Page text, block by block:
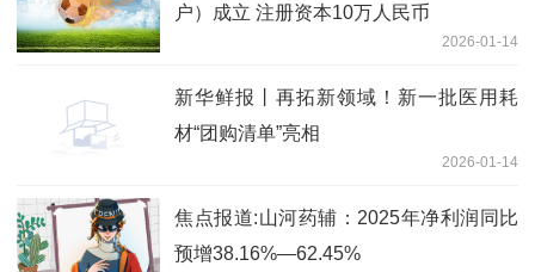
户）成立 注册资本10万人民币
2026-01-14
新华鲜报丨再拓新领域！新一批医用耗
材“团购清单”亮相
2026-01-14
焦点报道:山河药辅：2025年净利润同比
预增38.16%—62.45%